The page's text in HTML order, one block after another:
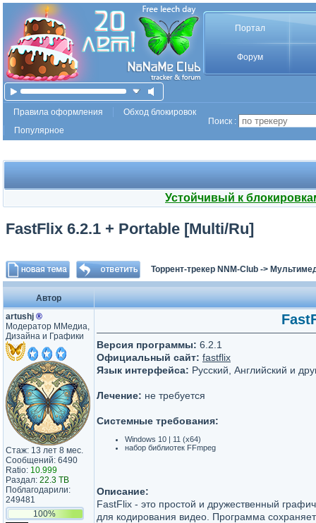
Портал
Форум
Правила оформления
Обход блокировок
Популярное
Поиск :
Устойчивый к
FastFlix 6.2.1 + Portable [Multi/Ru]
Торрент-трекер NNM-Club ->
Автор
artushj ®
Модератор ММедиа,
Дизайна и Графики
Стаж: 13 лет 8 мес.
Сообщений: 6490
Ratio: 10.999
Раздал: 22.3 TB
Поблагодарили:
249481
100%
Версия программы: 6.2.1
Официальный сайт: fastflix
Язык интерфейса: Русский, Английский и
Лечение: не требуется
Системные требования:
Windows 10 | 11 (x64)
набор библиотек FFmpeg
Описание:
FastFlix - это простой и дружественный
для кодирования видео. Программа